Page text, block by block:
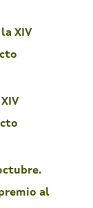
XIV
al